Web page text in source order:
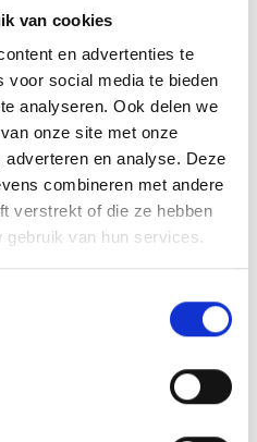
van cookies
en advertenties te
voor social media te bieden
analyseren. Ook delen we
onze site met onze
en analyse. Deze
combineren met andere
verstrekt of die ze hebben
van hun services.
2015
moeizaam scorend